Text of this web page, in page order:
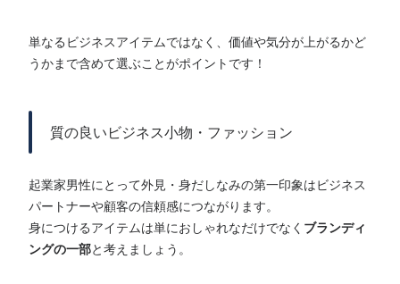
単なるビジネスアイテムではなく、価値や気分が上がるかど
うかまで含めて選ぶことがポイントです！
質の良いビジネス小物・ファッション
起業家男性にとって外見・身だしなみの第一印象はビジネス
パートナーや顧客の信頼感につながります。
身につけるアイテムは単におしゃれなだけでなく ブランディ
ングの一部と考えましょう。